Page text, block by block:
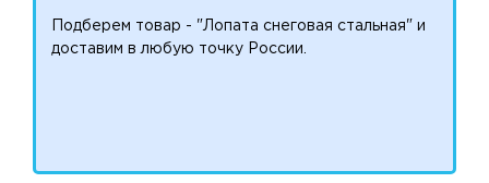
Подберем товар - "Лопата снеговая стальная" и
доставим в любую точку России.